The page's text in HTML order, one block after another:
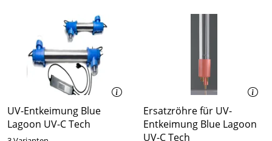
UV-Entkeimung Blue
Lagoon UV-C Tech
Ersatzröhre für UV-
Entkeimung Blue Lagoon
UV-C Tech